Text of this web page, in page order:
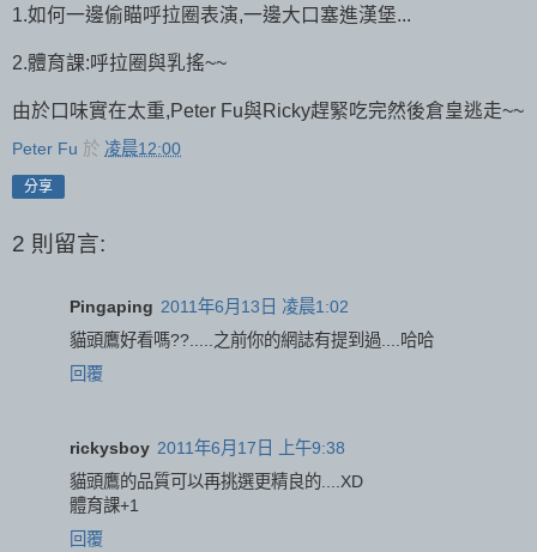
1.如何一邊偷瞄呼拉圈表演,一邊大口塞進漢堡...
2.體育課:呼拉圈與乳搖~~
由於口味實在太重,Peter Fu與Ricky趕緊吃完然後倉皇逃走~~
Peter Fu 於 凌晨12:00
分享
2 則留言:
Pingaping 2011年6月13日 凌晨1:02
貓頭鷹好看嗎??.....之前你的網誌有提到過....哈哈
回覆
rickysboy 2011年6月17日 上午9:38
貓頭鷹的品質可以再挑選更精良的....XD
體育課+1
回覆